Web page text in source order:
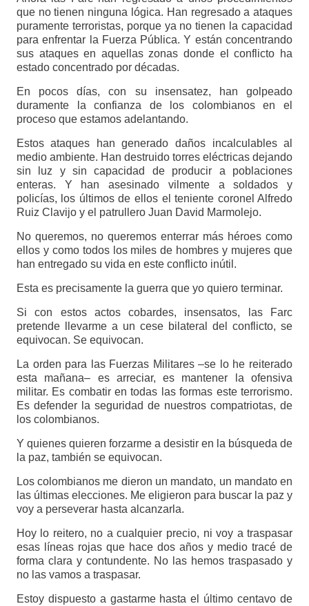
que no tienen ninguna lógica. Han regresado a ataques
puramente terroristas, porque ya no tienen la capacidad
para enfrentar la Fuerza Pública. Y están concentrando
sus ataques en aquellas zonas donde el conflicto ha
estado concentrado por décadas.
En pocos días, con su insensatez, han golpeado
duramente la confianza de los colombianos en el
proceso que estamos adelantando.
Estos ataques han generado daños incalculables al
medio ambiente. Han destruido torres eléctricas dejando
sin luz y sin capacidad de producir a poblaciones
enteras. Y han asesinado vilmente a soldados y
policías, los últimos de ellos el teniente coronel Alfredo
Ruiz Clavijo y el patrullero Juan David Marmolejo.
No queremos, no queremos enterrar más héroes como
ellos y como todos los miles de hombres y mujeres que
han entregado su vida en este conflicto inútil.
Esta es precisamente la guerra que yo quiero terminar.
Si con estos actos cobardes, insensatos, las Farc
pretende llevarme a un cese bilateral del conflicto, se
equivocan. Se equivocan.
La orden para las Fuerzas Militares –se lo he reiterado
esta mañana– es arreciar, es mantener la ofensiva
militar. Es combatir en todas las formas este terrorismo.
Es defender la seguridad de nuestros compatriotas, de
los colombianos.
Y quienes quieren forzarme a desistir en la búsqueda de
la paz, también se equivocan.
Los colombianos me dieron un mandato, un mandato en
las últimas elecciones. Me eligieron para buscar la paz y
voy a perseverar hasta alcanzarla.
Hoy lo reitero, no a cualquier precio, ni voy a traspasar
esas líneas rojas que hace dos años y medio tracé de
forma clara y contundente. No las hemos traspasado y
no las vamos a traspasar.
Estoy dispuesto a gastarme hasta el último centavo de